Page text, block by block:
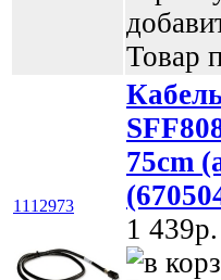
Товар
1112973
75cm
1 439p.